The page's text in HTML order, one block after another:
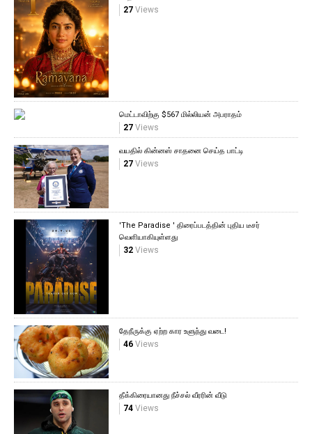
27Views
மெட்டாவிற்கு $567 மில்லியன் அபராதம்
27Views
வயதில் கின்னஸ் சாதனை செய்த பாட்டி
27Views
'The Paradise ' திரைப்படத்தின் புதிய டீசர்
வெளியாகியுள்ளது
32Views
தேநீருக்கு ஏற்ற கார உளுந்து வடை!
46Views
தீக்கிரையானது நீச்சல் வீரரின் வீடு
74Views